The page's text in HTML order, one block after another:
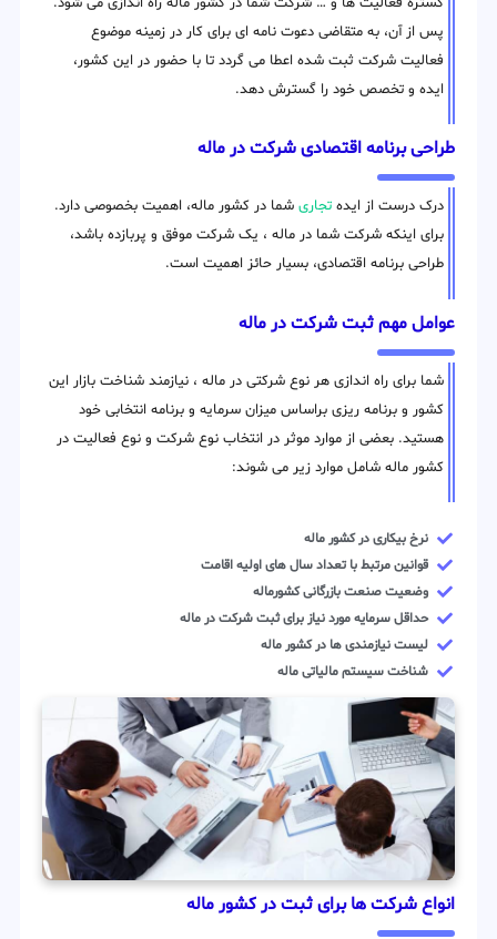
پس از آن، به متقاضی دعوت نامه ای برای کار در زمینه موضوع
فعالیت شرکت ثبت شده اعطا می گردد تا با حضور در این کشور،
ایده و تخصص خود را گسترش دهد.
طراحی برنامه اقتصادی شرکت در ماله
درک درست از ایده تجاری شما در کشور ماله، اهمیت بخصوصی دارد.
برای اینکه شرکت شما در ماله ، یک شرکت موفق و پربازده باشد،
طراحی برنامه اقتصادی، بسیار حائز اهمیت است.
عوامل مهم ثبت شرکت در ماله
شما برای راه اندازی هر نوع شرکتی در ماله ، نیازمند شناخت بازار این
کشور و برنامه ریزی براساس میزان سرمایه و برنامه انتخابی خود
هستید. بعضی از موارد موثر در انتخاب نوع شرکت و نوع فعالیت در
کشور ماله شامل موارد زیر می شوند:
نرخ بیکاری در کشور ماله
قوانین مرتبط با تعداد سال های اولیه اقامت
وضعیت صنعت بازرگانی کشورماله
حداقل سرمایه مورد نیاز برای ثبت شرکت در ماله
لیست نیازمندی ها در کشور ماله
شناخت سیستم مالیاتی ماله
انواع شرکت ها برای ثبت در کشور ماله